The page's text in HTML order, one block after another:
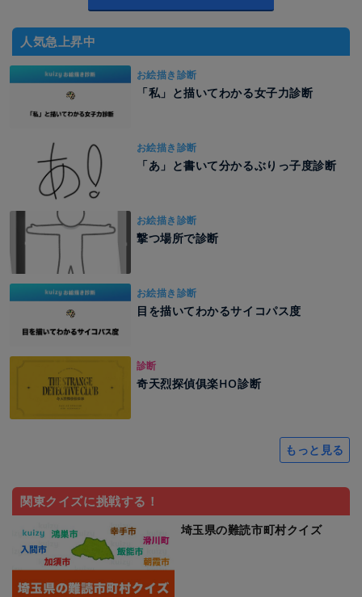
人気急上昇中
お絵描き診断
「私」と描いてわかる女子力診断
お絵描き診断
「あ」と書いて分かるぶりっ子度診断
お絵描き診断
撃つ場所で診断
お絵描き診断
目を描いてわかるサイコパス度
診断
奇天烈探偵俱楽HO診断
もっと見る
関東クイズに挑戦する！
埼玉県の難読市町村クイズ